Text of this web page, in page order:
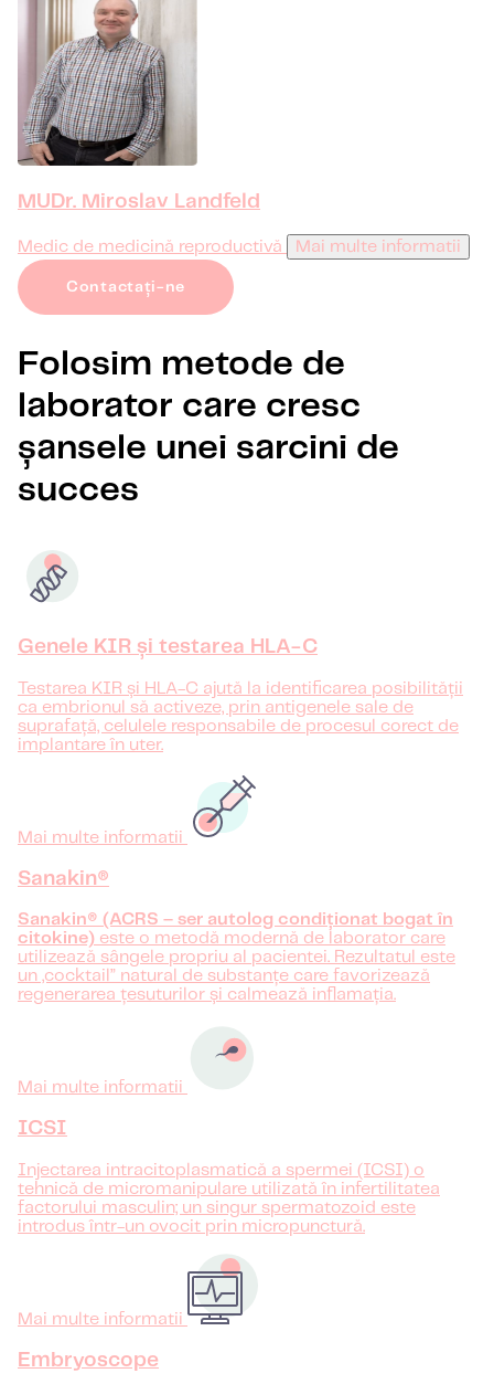
MUDr. Miroslav Landfeld
Medic de medicină reproductivă Mai multe informatii
Contactați-ne
Folosim metode de
laborator care cresc
șansele unei sarcini de
succes
Genele KIR și testarea HLA-C
Testarea KIR și HLA-C ajută la identificarea posibilității
ca embrionul să activeze, prin antigenele sale de
suprafață, celulele responsabile de procesul corect de
implantare în uter.
Mai multe informatii
Sanakin®
Sanakin® (ACRS – ser autolog condiționat bogat în
citokine) este o metodă modernă de laborator care
utilizează sângele propriu al pacientei. Rezultatul este
un „cocktail” natural de substanțe care favorizează
regenerarea țesuturilor și calmează inflamația.
Mai multe informatii
ICSI
Injectarea intracitoplasmatică a spermei (ICSI) o
tehnică de micromanipulare utilizată în infertilitatea
factorului masculin; un singur spermatozoid este
introdus într-un ovocit prin micropunctură.
Mai multe informatii
Embryoscope